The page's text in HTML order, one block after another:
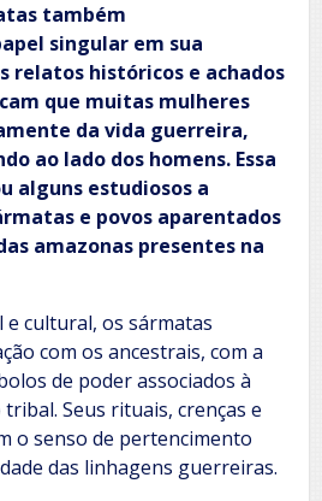
também
singular em sua
relatos históricos e achados
que muitas mulheres
da vida guerreira,
ao lado dos homens. Essa
alguns estudiosos a
e povos aparentados
amazonas presentes na
cultural, os sármatas
com os ancestrais, com a
de poder associados à
Seus rituais, crenças e
o senso de pertencimento
das linhagens guerreiras.